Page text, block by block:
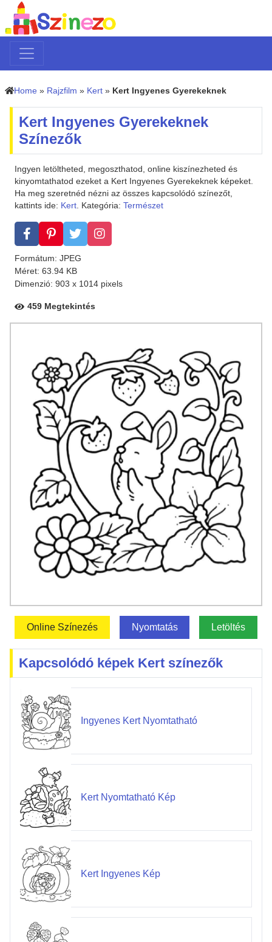
Home » Rajzfilm » Kert » Kert Ingyenes Gyerekeknek
Kert Ingyenes Gyerekeknek
Színezők
Ingyen letöltheted, megoszthatod, online kiszínezheted és
kinyomtathatod ezeket a Kert Ingyenes Gyerekeknek képeket.
Ha meg szeretnéd nézni az összes kapcsolódó színezőt,
kattints ide: Kert. Kategória: Természet
Formátum: JPEG
Méret: 63.94 KB
Dimenzió: 903 x 1014 pixels
459 Megtekintés
Online Színezés Nyomtatás Letöltés
Kapcsolódó képek Kert színezők
Ingyenes Kert Nyomtatható
Kert Nyomtatható Kép
Kert Ingyenes Kép